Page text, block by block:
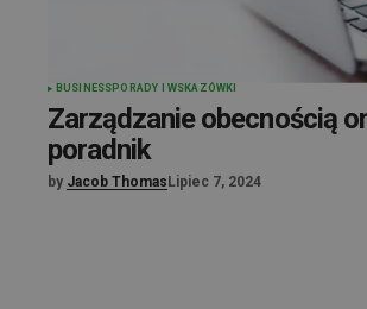
BUSINESS PORADY I WSKAZÓWKI
Zarządzanie obecnością
poradnik
by Jacob ThomasLipiec 7, 2024